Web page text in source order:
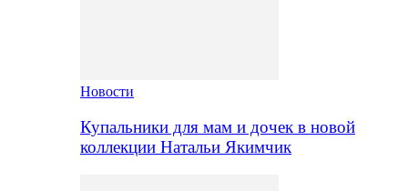
Новости
Купальники для мам и дочек в новой
коллекции Натальи Якимчик